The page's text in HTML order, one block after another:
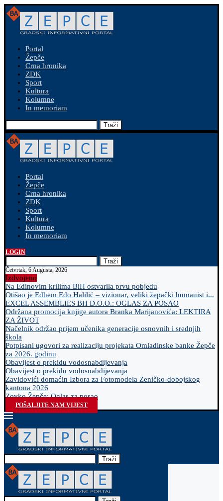
Portal
Žepče
Crna hronika
ZDK
Sport
Kultura
Kolumne
In memoriam
Traži
Portal
Žepče
Crna hronika
ZDK
Sport
Kultura
Kolumne
In memoriam
LOGIN
Traži
Četvrtak, 6 Augusta, 2026
Izdvojeno
Na Edinovim krilima BiH ostvarila prvu pobjedu
Otišao je Edhem Edo Halilić – vizionar, veliki žepački humanist i...
EXCEL ASSEMBLIES BH D.O.O.: OGLAS ZA POSAO
Održana promocija knjige autora Branka Marijanovića: LEKTIRA
ZA ŽIVOT
Načelnik održao prijem učenika generacije osnovnih i srednjih
škola
Potpisani ugovori za realizaciju projekata Omladinske banke Žepče
za 2026. godinu
Obavijest o prekidu vodosnabdijevanja
Obavijest o prekidu vodosnabdijevanja
Zavidovići domaćin Izbora za Fotomodela Zeničko-dobojskog
kantona 2026
Zovko Žepče: Oglas za posao
POŠALJITE NAM VIJEST
Traži